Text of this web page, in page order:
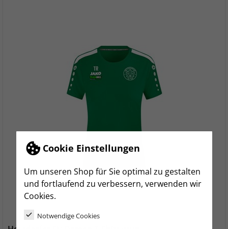
Cookie Einstellungen
Um unseren Shop für Sie optimal zu gestalten
und fortlaufend zu verbessern, verwenden wir
Cookies.
Notwendige Cookies